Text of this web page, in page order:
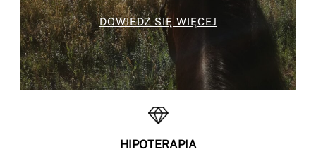
DOWIEDZ SIĘ WIĘCEJ
HIPOTERAPIA